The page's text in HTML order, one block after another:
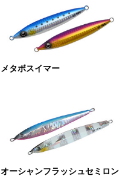
メタボスイマー
オーシャンフラッシュセミロン